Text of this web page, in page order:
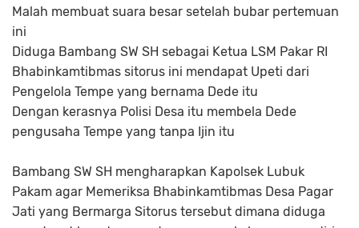
Malah membuat suara besar setelah bubar pertemuan
ini
Diduga Bambang SW SH sebagai Ketua LSM Pakar RI
Bhabinkamtibmas sitorus ini mendapat Upeti dari
Pengelola Tempe yang bernama Dede itu
Dengan kerasnya Polisi Desa itu membela Dede
pengusaha Tempe yang tanpa Ijin itu
Bambang SW SH mengharapkan Kapolsek Lubuk
Pakam agar Memeriksa Bhabinkamtibmas Desa Pagar
Jati yang Bermarga Sitorus tersebut dimana diduga